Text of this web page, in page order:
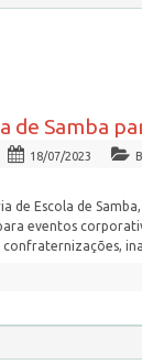
de Samba
18/07/2023
de Escola de
eventos
confraternizações,